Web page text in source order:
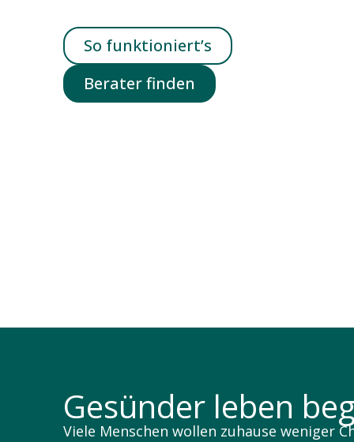
So funktioniert’s
Berater finden
Gesünder leben
Viele Menschen wollen zuhause weniger